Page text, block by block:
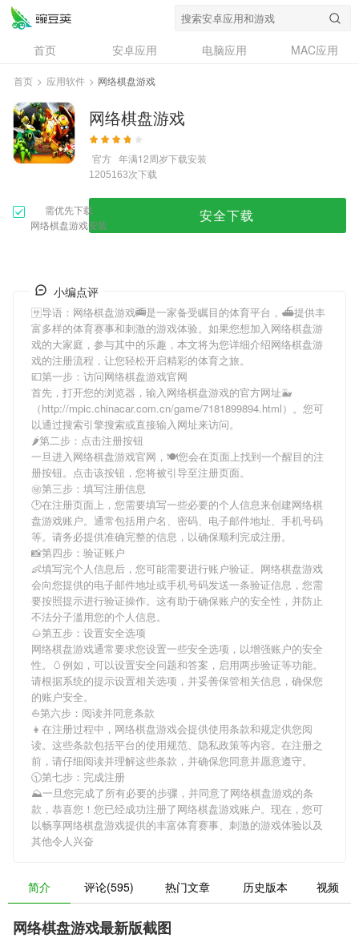
首页 安卓应用 电脑应用
MAC应用
资讯
专题
问答
首页 > 应用软件 > 网络棋盘游戏
网络棋盘游戏
官方 年满12周岁下载安装
1205163次下载
需优先下载
网络棋盘游戏安装
安全下载
小编点评
🈂导语： 网络棋盘游戏🚎是一家备受瞩目的体育平台，⛴提供丰
富多样的体育赛事和刺激的游戏体验。如果您想加入网络棋盘游
戏的大家庭，参与其中的乐趣，本文将为您详细介绍网络棋盘游
戏的注册流程，让您轻松开启精彩的体育之旅。
💷第一步：访问网络棋盘游戏官网
首先，打开您的浏览器，输入网络棋盘游戏的官方网址🐳
（http://mpic.chinacar.com.cn/game/7181899894.html）。您可
以通过搜索引擎搜索或直接输入网址来访问。
🌶第二步：点击注册按钮
一旦进入网络棋盘游戏官网，🍽您会在页面上找到一个醒目的注
册按钮。点击该按钮，您将被引导至注册页面。
㊙第三步：填写注册信息
🕑在注册页面上，您需要填写一些必要的个人信息来创建网络棋
盘游戏账户。通常包括用户名、密码、电子邮件地址、手机号码
等。请务必提供准确完整的信息，以确保顺利完成注册。
📸第四步：验证账户
👶填写完个人信息后，您可能需要进行账户验证。 网络棋盘游戏
会向您提供的电子邮件地址或手机号码发送一条验证信息，您需
要按照提示进行验证操作。这有助于确保账户的安全性，并防止
不法分子滥用您的个人信息。
🌰第五步：设置安全选项
网络棋盘游戏通常要求您设置一些安全选项，以增强账户的安全
性。🥚例如，可以设置安全问题和答案，启用两步验证等功能。
请根据系统的提示设置相关选项，并妥善保管相关信息，确保您
的账户安全。
⛵️第六步：阅读并同意条款
👧在注册过程中， 网络棋盘游戏会提供使用条款和规定供您阅
读。这些条款包括平台的使用规范、隐私政策等内容。在注册之
前，请仔细阅读并理解这些条款，并确保您同意并愿意遵守。
🕥第七步：完成注册
⛰一旦您完成了所有必要的步骤，并同意了网络棋盘游戏的条
款，恭喜您！您已经成功注册了网络棋盘游戏账户。现在，您可
以畅享网络棋盘游戏提供的丰富体育赛事、刺激的游戏体验以及
其他令人兴奋
简介 评论(595) 热门文章 历史版本 视频
网络棋盘游戏最新版截图